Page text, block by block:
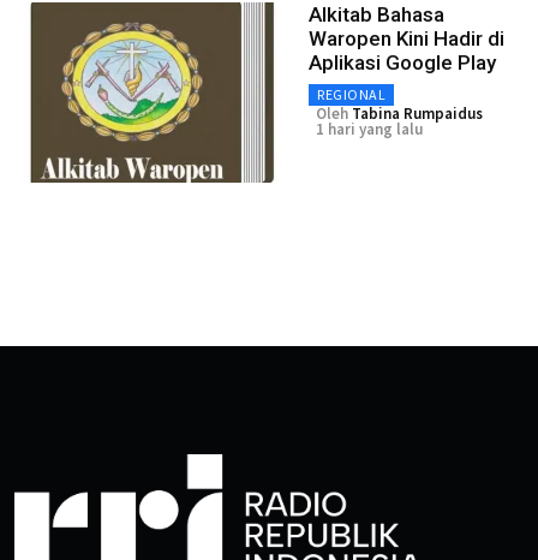
Alkitab Bahasa
Waropen Kini Hadir di
Aplikasi Google Play
REGIONAL
Oleh Tabina Rumpaidus
1 hari yang lalu